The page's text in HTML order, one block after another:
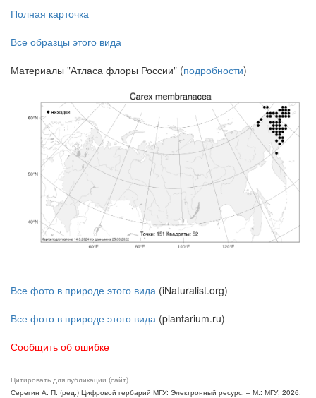
Полная карточка
Все образцы этого вида
Материалы "Атласа флоры России" (подробности)
Все фото в природе этого вида (iNaturalist.org)
Все фото в природе этого вида (plantarium.ru)
Сообщить об ошибке
Цитировать для публикации (сайт)
Серегин А. П. (ред.) Цифровой гербарий МГУ: Электронный ресурс. – М.: МГУ, 2026.